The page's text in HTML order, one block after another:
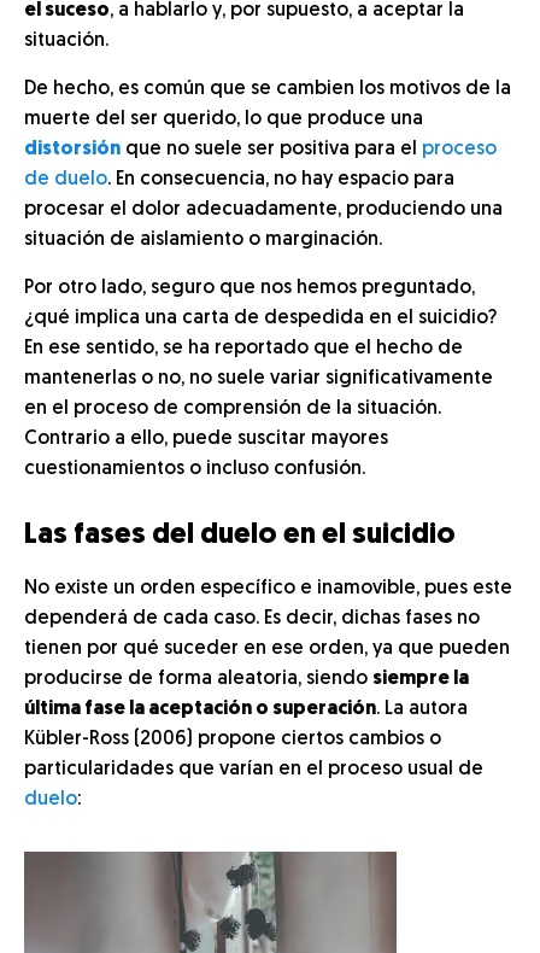
el suceso, a hablarlo y, por supuesto, a aceptar la
situación.
De hecho, es común que se cambien los motivos de la
muerte del ser querido, lo que produce una
distorsión que no suele ser positiva para el proceso
de duelo. En consecuencia, no hay espacio para
procesar el dolor adecuadamente, produciendo una
situación de aislamiento o marginación.
Por otro lado, seguro que nos hemos preguntado,
¿qué implica una carta de despedida en el suicidio?
En ese sentido, se ha reportado que el hecho de
mantenerlas o no, no suele variar significativamente
en el proceso de comprensión de la situación.
Contrario a ello, puede suscitar mayores
cuestionamientos o incluso confusión.
Las fases del duelo en el suicidio
No existe un orden específico e inamovible, pues este
dependerá de cada caso. Es decir, dichas fases no
tienen por qué suceder en ese orden, ya que pueden
producirse de forma aleatoria, siendo siempre la
última fase la aceptación o superación. La autora
Kübler-Ross (2006) propone ciertos cambios o
particularidades que varían en el proceso usual de
duelo: